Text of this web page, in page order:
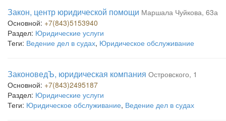
Закон, центр юридической помощи Маршала Чуйкова, 63а
Основной: +7(843)5153940
Раздел: Юридические услуги
Теги: Ведение дел в судах, Юридическое обслуживание
ЗаконоведЪ, юридическая компания Островского, 1
Основной: +7(843)2495187
Раздел: Юридические услуги
Теги: Юридическое обслуживание, Ведение дел в судах